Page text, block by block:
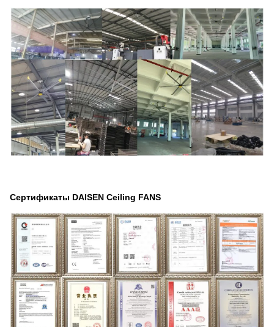
Сертификаты DAISEN Ceiling FANS